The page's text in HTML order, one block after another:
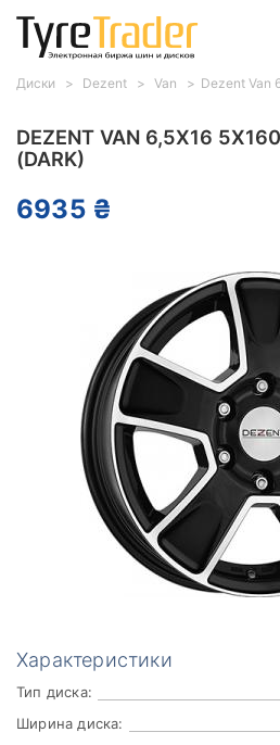
DEZENT VAN 6,5X16
(DARK)
6935 ₴
Характеристики
Тип диска:
Ширина диска:
Диски Dezent Van Dezent Van